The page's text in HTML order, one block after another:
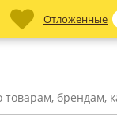
Отложенные